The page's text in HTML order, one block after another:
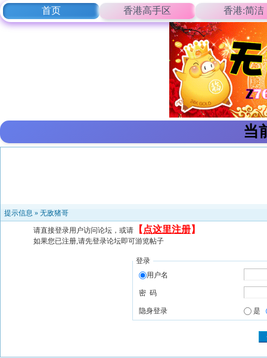
首页 香港高手区 香港:简洁
当
提示信息 » 无敌猪哥
请直接登录用户访问论坛，或请 【 点这里注册】
如果您已注册,请先登录论坛即可游览帖子
登录
用户名
密 码
隐身登录 是